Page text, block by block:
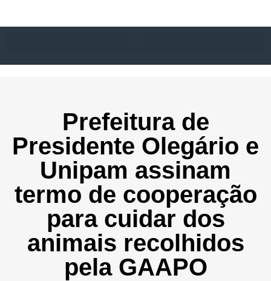
Prefeitura de
Presidente Olegário e
Unipam assinam
termo de cooperação
para cuidar dos
animais recolhidos
pela GAAPO